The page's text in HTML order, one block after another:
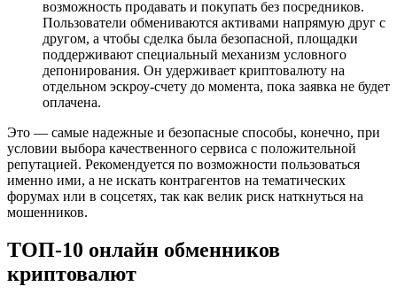
возможность продавать и покупать без посредников.
Пользователи обмениваются активами напрямую друг с
другом, а чтобы сделка была безопасной, площадки
поддерживают специальный механизм условного
депонирования. Он удерживает криптовалюту на
отдельном эскроу-счету до момента, пока заявка не будет
оплачена.
Это — самые надежные и безопасные способы, конечно, при
условии выбора качественного сервиса с положительной
репутацией. Рекомендуется по возможности пользоваться
именно ими, а не искать контрагентов на тематических
форумах или в соцсетях, так как велик риск наткнуться на
мошенников.
ТОП-10 онлайн обменников
криптовалют